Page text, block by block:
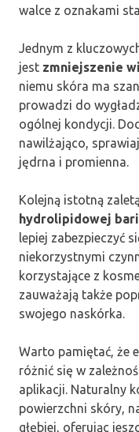
walce z oznakami
Jednym z
jest zmniejszenie
niemu skóra ma
prowadzi do
ogólnej kondycji.
nawilżająco,
jędrna i promienna.
Kolejną istotną
hydrolipidowej
lepiej zabezpieczyć
niekorzystnymi
korzystające z
zauważają także
swojego naskórka.
Warto pamiętać, że
różnić się w
aplikacji. Naturalny
powierzchni skóry,
głębiej, oferując